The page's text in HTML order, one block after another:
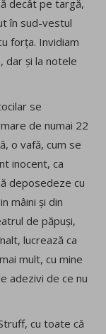
decât pe targă,
în sud-vestul
forța. Invidiam
dar și la notele
se
de numai 22
o vafă, cum se
inocent, ca
deposedeze cu
mâini și din
de păpuși,
lucrează ca
mult, cu mine
adezivi de ce nu
cu toate că